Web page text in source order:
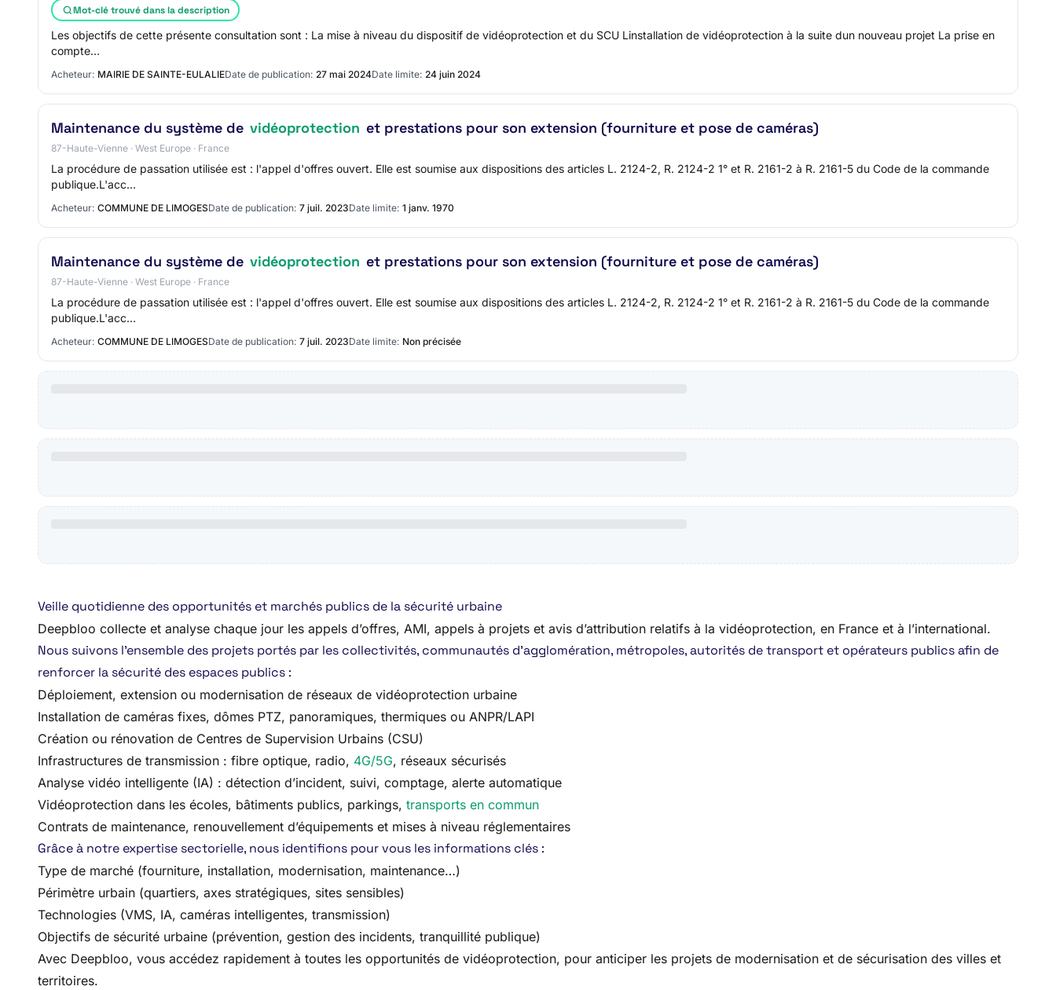
Mot-clé trouvé dans la description
Les objectifs de cette présente consultation sont : La mise à niveau du dispositif de vidéoprotection et du SCU Linstallation de vidéoprotection à la suite dun nouveau projet La prise en
compte…
Acheteur: MAIRIE DE SAINTE-EULALIEDate de publication: 27 mai 2024Date limite: 24 juin 2024
Maintenance du système de vidéoprotection et prestations pour son extension (fourniture et pose de caméras)
87-Haute-Vienne · West Europe · France
La procédure de passation utilisée est : l'appel d'offres ouvert. Elle est soumise aux dispositions des articles L. 2124-2, R. 2124-2 1° et R. 2161-2 à R. 2161-5 du Code de la commande
publique.L'acc…
Acheteur: COMMUNE DE LIMOGESDate de publication: 7 juil. 2023Date limite: 1 janv. 1970
Maintenance du système de vidéoprotection et prestations pour son extension (fourniture et pose de caméras)
87-Haute-Vienne · West Europe · France
La procédure de passation utilisée est : l'appel d'offres ouvert. Elle est soumise aux dispositions des articles L. 2124-2, R. 2124-2 1° et R. 2161-2 à R. 2161-5 du Code de la commande
publique.L'acc…
Acheteur: COMMUNE DE LIMOGESDate de publication: 7 juil. 2023Date limite: Non précisée
Veille quotidienne des opportunités et marchés publics de la sécurité urbaine
Deepbloo collecte et analyse chaque jour les appels d’offres, AMI, appels à projets et avis d’attribution relatifs à la vidéoprotection, en France et à l’international.
Nous suivons l’ensemble des projets portés par les collectivités, communautés d’agglomération, métropoles, autorités de transport et opérateurs publics afin de
renforcer la sécurité des espaces publics :
Déploiement, extension ou modernisation de réseaux de vidéoprotection urbaine
Installation de caméras fixes, dômes PTZ, panoramiques, thermiques ou ANPR/LAPI
Création ou rénovation de Centres de Supervision Urbains (CSU)
Infrastructures de transmission : fibre optique, radio, 4G/5G, réseaux sécurisés
Analyse vidéo intelligente (IA) : détection d’incident, suivi, comptage, alerte automatique
Vidéoprotection dans les écoles, bâtiments publics, parkings, transports en commun
Contrats de maintenance, renouvellement d’équipements et mises à niveau réglementaires
Grâce à notre expertise sectorielle, nous identifions pour vous les informations clés :
Type de marché (fourniture, installation, modernisation, maintenance…)
Périmètre urbain (quartiers, axes stratégiques, sites sensibles)
Technologies (VMS, IA, caméras intelligentes, transmission)
Objectifs de sécurité urbaine (prévention, gestion des incidents, tranquillité publique)
Avec Deepbloo, vous accédez rapidement à toutes les opportunités de vidéoprotection, pour anticiper les projets de modernisation et de sécurisation des villes et
territoires.